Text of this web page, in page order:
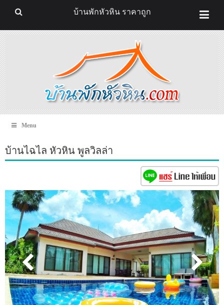
Menu
บ้านไฉไล หัวหิน พูลวิลล่า
บ้านพักหัวหิน ราคาถูก